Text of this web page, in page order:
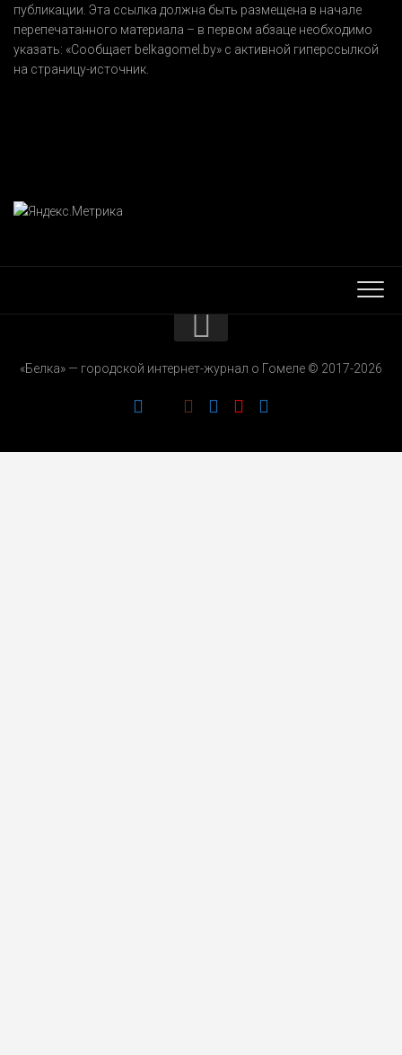
публикации. Эта ссылка должна быть размещена в начале
перепечатанного материала – в первом абзаце необходимо
указать: «Сообщает belkagomel.by» с активной гиперссылкой
на страницу-источник.
РЕКЛАМОДАТЕЛЯМ
«Белка» — городской интернет-журнал о Гомеле © 2017-2026